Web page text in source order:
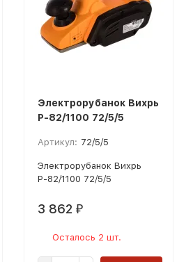
Электрорубанок Вихрь
Р-82/1100 72/5/5
Артикул: 72/5/5
Электрорубанок Вихрь
Р-82/1100 72/5/5
3 862 ₽
Осталось 2 шт.